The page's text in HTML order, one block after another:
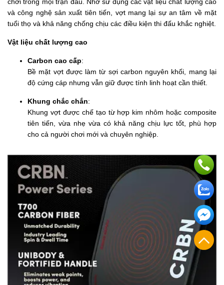
chơi trong mọi trận đấu. Nhờ sử dụng các vật liệu chất lượng cao
và công nghệ sản xuất tiên tiến, vợt mang lại sự an tâm về mặt
tuổi thọ và khả năng chống chịu các điều kiện thi đấu khắc nghiệt.
Vật liệu chất lượng cao
Carbon cao cấp:
Bề mặt vợt được làm từ sợi carbon nguyên khối, mang lại
độ cứng cáp nhưng vẫn giữ được tính linh hoạt cần thiết.
Khung chắc chắn:
Khung vợt được chế tạo từ hợp kim nhôm hoặc composite
tiên tiến, vừa nhẹ vừa có khả năng chịu lực tốt, phù hợp
cho cả người chơi mới và chuyên nghiệp.